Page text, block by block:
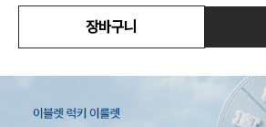
언더웨어/파자마
코디템
FIT ZOOM
장바구니